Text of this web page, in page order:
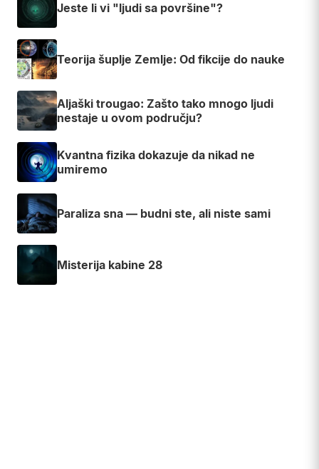
Jeste li vi "ljudi sa površine"?
Teorija šuplje Zemlje: Od fikcije do nauke
Aljaški trougao: Zašto tako mnogo ljudi
nestaje u ovom području?
Kvantna fizika dokazuje da nikad ne
umiremo
Paraliza sna — budni ste, ali niste sami
Misterija kabine 28